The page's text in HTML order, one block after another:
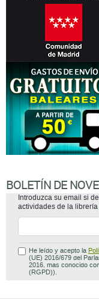
BOLETÍN DE
Introduzca su email si
actividades de la librería
He leído y acepto la
(UE) 2016/679 del
2016, mas conocido
(RGPD)).